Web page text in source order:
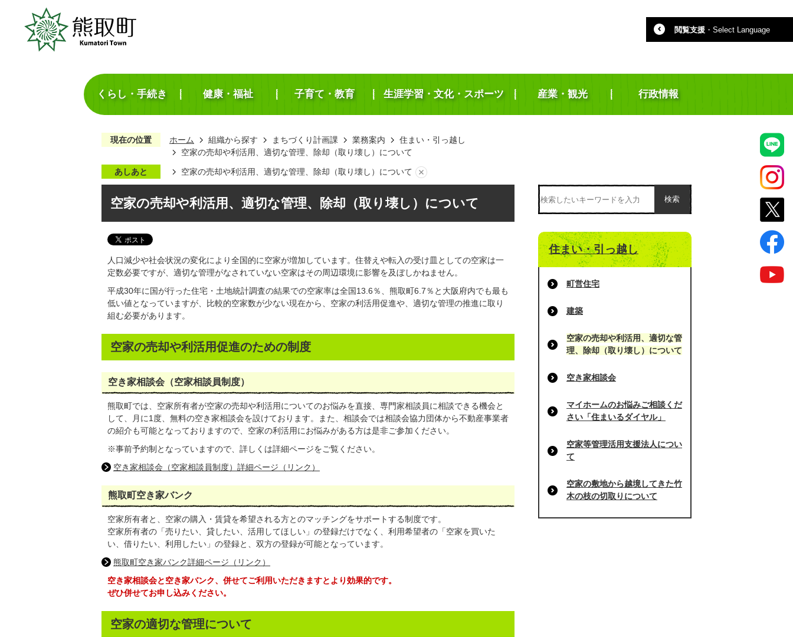
閲覧支援 ・ Select Language
くらし・手続き 健康・福祉 子育て・教育 生涯学習・文化・スポーツ 産業・観光 行政情報
現在の位置 ホーム 組織から探す まちづくり計画課 業務案内
住まい・引っ越し
空家の売却や利活用、適切な管理、除却（取り壊し）について
あしあと 空家の売却や利活用、適切な管理、除却（取り壊し）について
空家の売却や利活用、適切な管理、除却（取り壊し）について
人口減少や社会状況の変化により全国的に空家が増加しています。住替えや転入の受け皿としての空家は一
定数必要ですが、適切な管理がなされていない空家はその周辺環境に影響を及ぼしかねません。
平成30年に国が行った住宅・土地統計調査の結果での空家率は全国13.6％、熊取町6.7％と大阪府内でも最も
低い値となっていますが、比較的空家数が少ない現在から、空家の利活用促進や、適切な管理の推進に取り
組む必要があります。
空家の売却や利活用促進のための制度
空き家相談会（空家相談員制度）
熊取町では、空家所有者が空家の売却や利活用についてのお悩みを直接、専門家相談員に相談できる機会と
して、月に1度、無料の空き家相談会を設けております。また、相談会では相談会協力団体から不動産事業者
の紹介も可能となっておりますので、空家の利活用にお悩みがある方は是非ご参加ください。
※事前予約制となっていますので、詳しくは詳細ページをご覧ください。
空き家相談会（空家相談員制度）詳細ページ（リンク）
熊取町空き家バンク
空家所有者と、空家の購入・賃貸を希望される方とのマッチングをサポートする制度です。
空家所有者の「売りたい、貸したい、活用してほしい」の登録だけでなく、利用希望者の「空家を買いた
い、借りたい、利用したい」の登録と、双方の登録が可能となっています。
熊取町空き家バンク詳細ページ（リンク）
空き家相談会と空き家バンク、併せてご利用いただきますとより効果的です。
ぜひ併せてお申し込みください。
空家の適切な管理について
検索
住まい・引っ越し
町営住宅
建築
空家の売却や利活用、適切な管
理、除却（取り壊し）について
空き家相談会
マイホームのお悩みご相談くだ
さい「住まいるダイヤル」
空家等管理活用支援法人につい
て
空家の敷地から越境してきた竹
木の枝の切取りについて